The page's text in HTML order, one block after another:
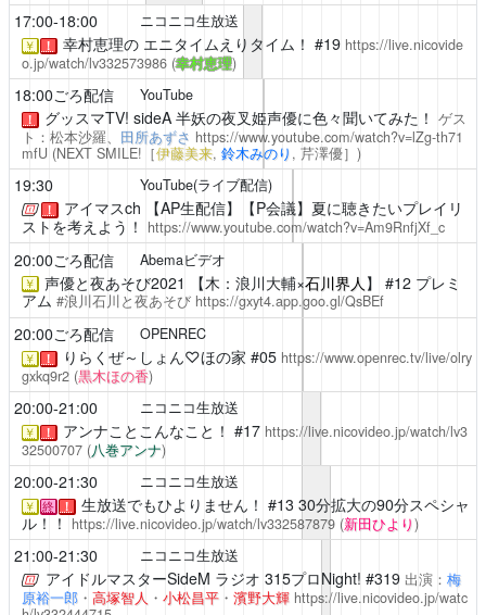
17:00-18:00 ニコニコ生放送
￥ ！ 幸村恵理の エニタイムえりタイム！ #19 https://live.nicovide
o.jp/watch/lv332573986 (幸村恵理)
18:00ごろ配信 YouTube
！ グッスマTV! sideA半妖の夜叉姫声優に色々聞いてみた！ ゲス
ト：松本沙羅、 田所あずさ https://www.youtube.com/watch?v=lZg-th71
mfU (NEXT SMILE!［伊藤美来, 鈴木みのり , 芹澤優］)
19:30 YouTube(ライブ配信)
！ アイマスch 【AP生配信】【P会議】夏に聴きたいプレイリ
ストを考えよう！
https://www.youtube.com/watch?v=Am9RnfjXf_c
20:00ごろ配信 Abemaビデオ
￥ 声優と夜あそび2021 【木：浪川大輔×石川界人 】 #12 プレミ
アム #浪川石川と夜あそび https://gxyt4.app.goo.gl/QsBEf
20:00ごろ配信 OPENREC
￥ ！ りらくぜ～しょん♡ほの家 #05 https://www.openrec.tv/live/olry
gxkq9r2 (黒木ほの香)
20:00-21:00 ニコニコ生放送
￥ ！ アンナことこんなこと！ #17 https://live.nicovideo.jp/watch/lv3
32500707 (八巻アンナ)
20:00-21:30 ニコニコ生放送
￥ 終 ！ 生放送でもひよりません！ #13 30分拡大の90分スペシャ
ル！！https://live.nicovideo.jp/watch/lv332587879 (新田ひより)
21:00-21:30 ニコニコ生放送
アイドルマスターSideM ラジオ 315プロNight! #319 出演： 梅
原裕一郎・ 高塚智人 ・ 小松昌平・ 濱野大輝 https://live.nicovideo.jp/watc